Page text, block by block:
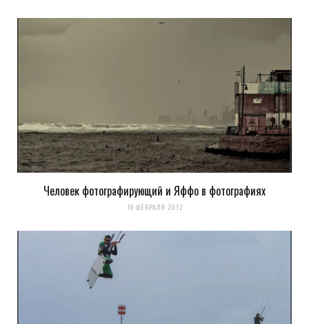
Оповещать о новых
комментариях. А можно простоподписаться на комментарии
Человек фотографирующий и Яффо в фотографиях
18 ФЕВРАЛЯ 2012